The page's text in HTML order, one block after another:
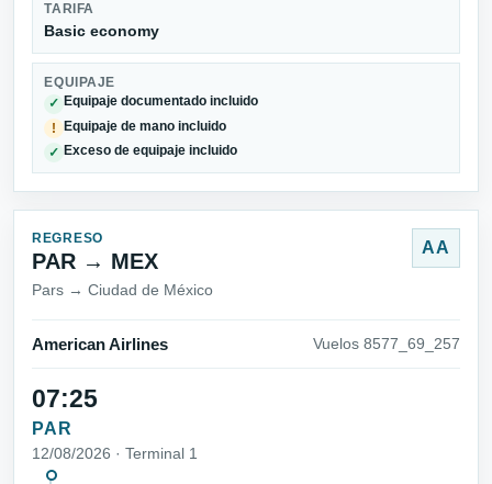
TARIFA
Basic economy
EQUIPAJE
✓ Equipaje documentado incluido
! Equipaje de mano incluido
✓ Exceso de equipaje incluido
REGRESO
PAR → MEX
Pars → Ciudad de México
AA
American Airlines Vuelos 8577_69_257
07:25
PAR
12/08/2026 · Terminal 1